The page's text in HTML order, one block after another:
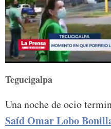
seconds
of
seconds
Tegucigalpa
Una noche de ocio
Saíd Omar Lobo